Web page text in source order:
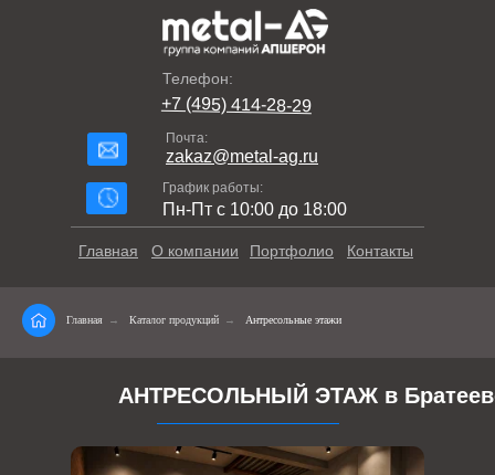
Телефон:
+7 (495) 414-28-29
Почта:
zakaz@metal-ag.ru
График работы:
Пн-Пт с 10:00 до 18:00
Контакты
Портфолио
О компании
Главная
Главная → Каталог продукций → Антресольные этажи
АНТРЕСОЛЬНЫЙ ЭТАЖ в